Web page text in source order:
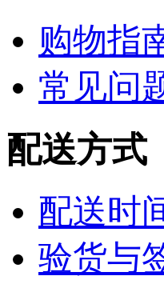
购物指
常见问
配送方式
配送时
验货与